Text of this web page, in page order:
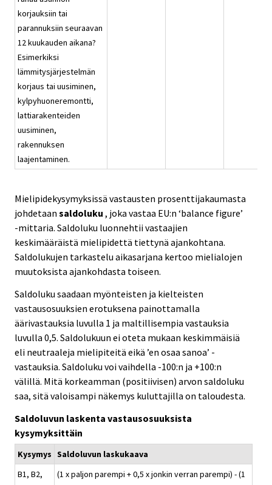
korjauksiin tai
parannuksiin seuraavan
12 kuukauden aikana?
Esimerkiksi
lämmitysjärjestelmän
korjaus tai uusiminen,
kylpyhuoneremontti,
lattiarakenteiden
uusiminen,
rakennuksen
laajentaminen.
Mielipidekysymyksissä vastausten prosenttijakaumasta
johdetaan saldoluku , joka vastaa EU:n ‘balance figure’
-mittaria. Saldoluku luonnehtii vastaajien
keskimääräistä mielipidettä tiettynä ajankohtana.
Saldolukujen tarkastelu aikasarjana kertoo mielialojen
muutoksista ajankohdasta toiseen.
Saldoluku saadaan myönteisten ja kielteisten
vastausosuuksien erotuksena painottamalla
äärivastauksia luvulla 1 ja maltillisempia vastauksia
luvulla 0,5. Saldolukuun ei oteta mukaan keskimmäisiä
eli neutraaleja mielipiteitä eikä ’en osaa sanoa’ -
vastauksia. Saldoluku voi vaihdella -100:n ja +100:n
välillä. Mitä korkeamman (positiivisen) arvon saldoluku
saa, sitä valoisampi näkemys kuluttajilla on taloudesta.
Saldoluvun laskenta vastausosuuksista
kysymyksittäin
Kysymys Saldoluvun laskukaava
B1, B2,
(1 x paljon parempi + 0,5 x jonkin verran parempi) - (1